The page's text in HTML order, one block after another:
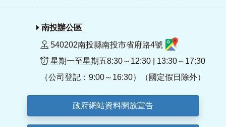
南投辦公區
540202南投縣南投市省府路4號
星期一至星期五8:30～12:30 | 13:30～17:30
（公司登記：9:00～16:30）（國定假日除外）
政府網站資料開放宣告